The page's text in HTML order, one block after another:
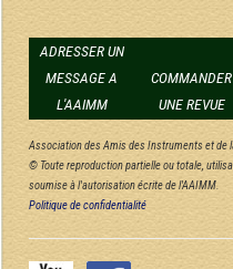
ADRESSER UN
MESSAGE A
L'AAIMM
COMMANDER
UNE REVUE
Association des Amis des Instruments et de
© Toute reproduction partielle ou totale,
soumise à l'autorisation écrite de l'AAIMM.
Politique de confidentialité